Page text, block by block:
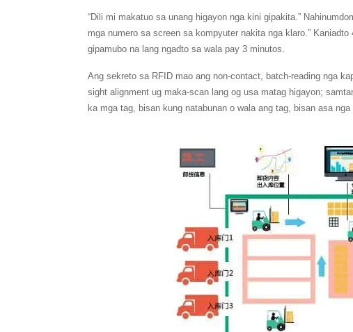
“Dili mi makatuo sa unang higayon nga kini gipakita.”
mga numero sa screen sa kompyuter nakita nga klaro.”
gipamubo na lang ngadto sa wala pay 3 minutos.
Ang sekreto sa RFID mao ang non-contact, batch-reading nga
sight alignment ug maka-scan lang og usa matag higayon;
ka mga tag, bisan kung natabunan o wala ang tag, bisan asa nga